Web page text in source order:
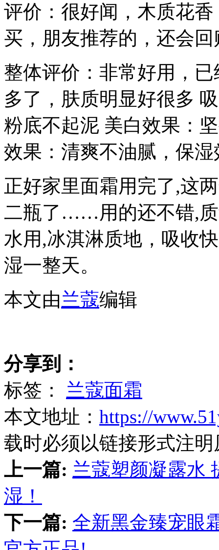
评价：很好闻，木质花
买，朋友推荐的，还会回
整体评价：非常好用，
多了，肤质明显好很多
粉底不起泥 美白效果：
效果：清爽不油腻，保
正好家里面霜用完了,这
二瓶了……用的还不错,
水用,冰淇淋质地，吸收
湿一整天。
本文由兰蔻编辑
分享到：
标签： 兰蔻面霜
本文地址： https://
载时必须以链接形式注
上一篇: 兰蔻塑颜凝露水
湿！
下一篇: 全新黑金臻宠眼